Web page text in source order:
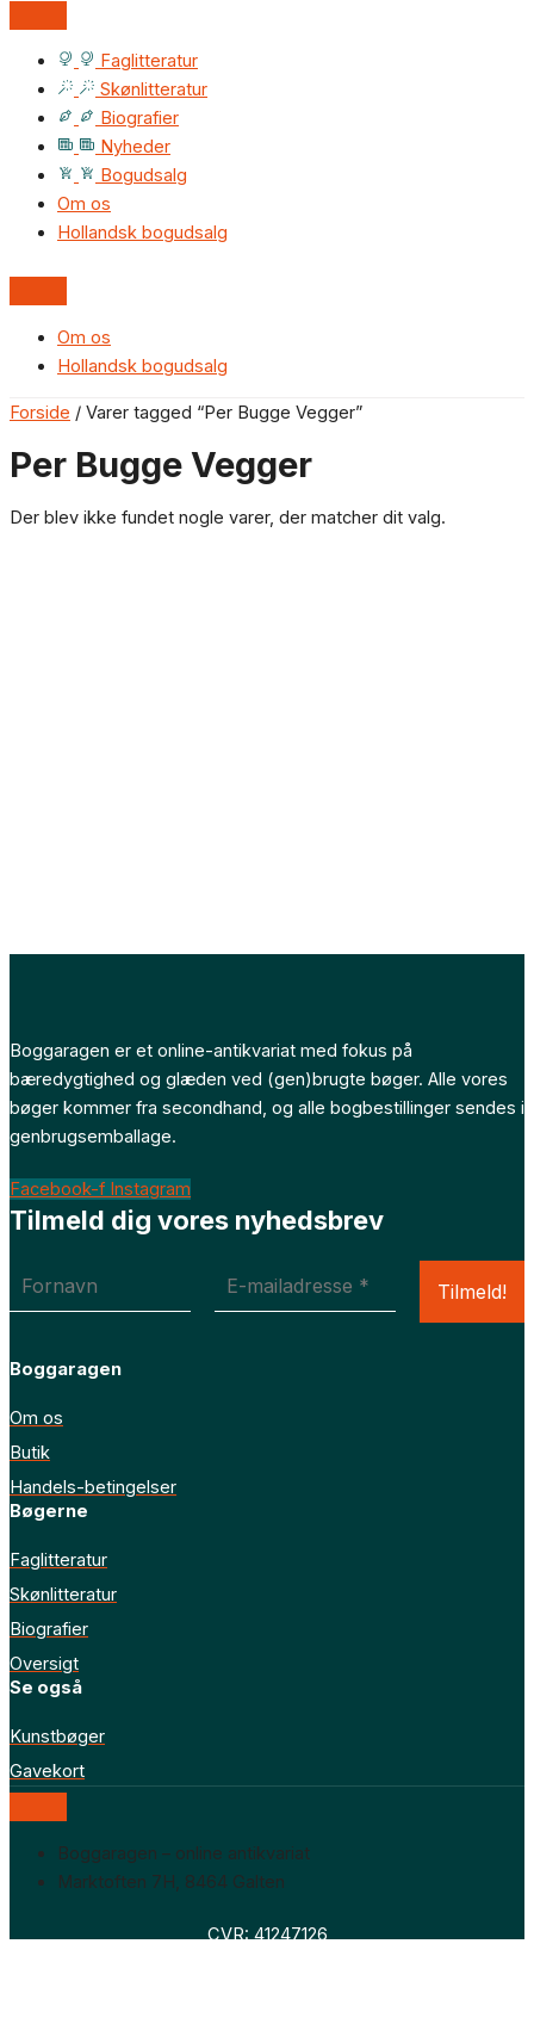
Faglitteratur
Skønlitteratur
Biografier
Nyheder
Bogudsalg
Om os
Hollandsk bogudsalg
Om os
Hollandsk bogudsalg
Forside / Varer tagged “Per Bugge Vegger”
Per Bugge Vegger
Der blev ikke fundet nogle varer, der matcher dit valg.
Boggaragen er et online-antikvariat med fokus på
bæredygtighed og glæden ved (gen)brugte bøger. Alle vores
bøger kommer fra secondhand, og alle bogbestillinger sendes i
genbrugsemballage.
Facebook-f Instagram
Tilmeld dig vores nyhedsbrev
Boggaragen
Om os
Butik
Handels-betingelser
Bøgerne
Faglitteratur
Skønlitteratur
Biografier
Oversigt
Se også
Kunstbøger
Gavekort
Boggaragen – online antikvariat
Marktoften 7H, 8464 Galten
CVR: 41247126